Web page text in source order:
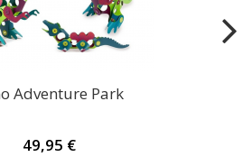
Adventure Park
49,95 €